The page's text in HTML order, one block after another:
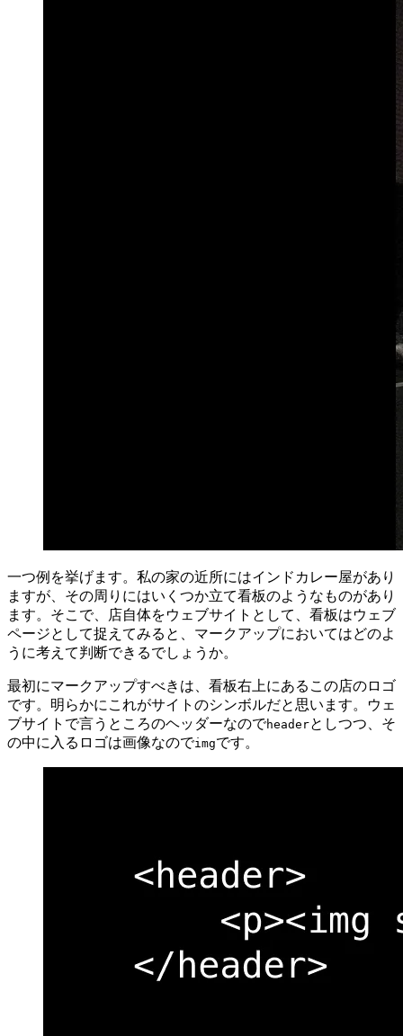
一つ例を挙げます。私の家の近所にはインドカレー屋があり
ますが、その周りにはいくつか立て看板のようなものがあり
ます。そこで、店自体をウェブサイトとして、看板はウェブ
ページとして捉えてみると、マークアップにおいてはどのよ
うに考えて判断できるでしょうか。
最初にマークアップすべきは、看板右上にあるこの店のロゴ
です。明らかにこれがサイトのシンボルだと思います。ウェ
ブサイトで言うところのヘッダーなのでheaderとしつつ、そ
の中に入るロゴは画像なのでimgです。